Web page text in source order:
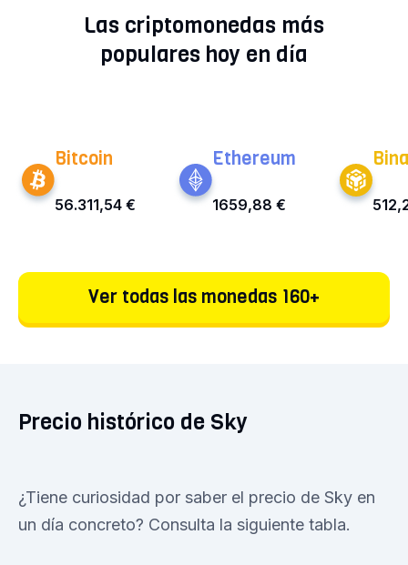
Las criptomonedas más
populares hoy en día
Bitcoin
56.311,54 €
Ethereum
1659,88 €
Ver todas las monedas 160+
Precio histórico de Sky
¿Tiene curiosidad por saber el precio de Sky en
un día concreto? Consulta la siguiente tabla.